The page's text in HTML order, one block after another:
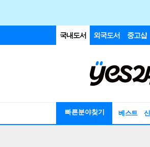
국내도서 외국도서 중고샵
빠른분야찾기 베스트